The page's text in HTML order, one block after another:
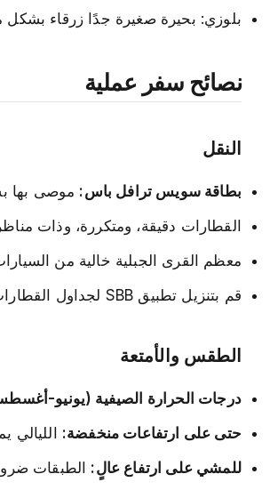
بلوزي: بحيرة صغيرة جدًا زرقاء
نصائح سفر عملية
النقل
بطاقة سويس ترافل باس: موصى بها
القطارات دقيقة، ومتكررة، وذات
معظم القرى الجبلية خالية من
قم بتنزيل تطبيق SBB لجداول القطارات والاتصالات
الطقس والأمتعة
درجات الحرارة الصيفية (يونيو-
حتى على ارتفاعات منخفضة:
للمشي على ارتفاع عالٍ: الطبقات